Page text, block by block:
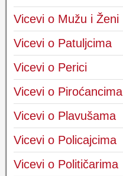
Vicevi o Mužu i Ženi
Vicevi o Patuljcima
Vicevi o Perici
Vicevi o Piroćancima
Vicevi o Plavušama
Vicevi o Policajcima
Vicevi o Političarima